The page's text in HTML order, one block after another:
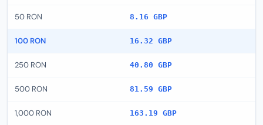
50 RON 8.16 GBP
100 RON 16.32 GBP
250 RON 40.80 GBP
500 RON 81.59 GBP
1,000 RON 163.19 GBP